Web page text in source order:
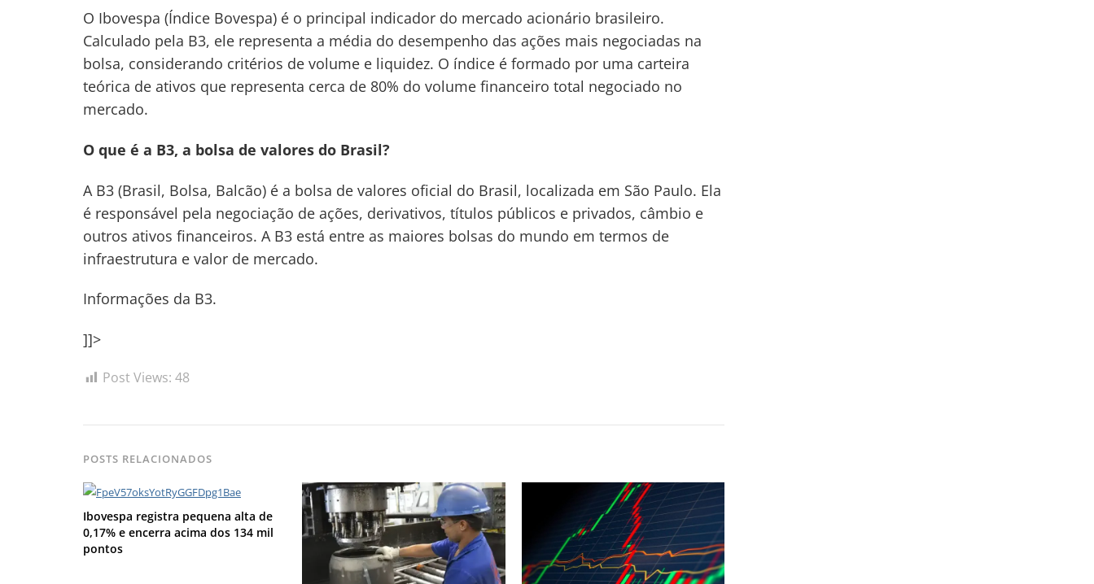
O Ibovespa (Índice Bovespa) é o principal indicador do mercado acionário brasileiro.
Calculado pela B3, ele representa a média do desempenho das ações mais negociadas na
bolsa, considerando critérios de volume e liquidez. O índice é formado por uma carteira
teórica de ativos que representa cerca de 80% do volume financeiro total negociado no
mercado.
O que é a B3, a bolsa de valores do Brasil?
A B3 (Brasil, Bolsa, Balcão) é a bolsa de valores oficial do Brasil, localizada em São Paulo. Ela
é responsável pela negociação de ações, derivativos, títulos públicos e privados, câmbio e
outros ativos financeiros. A B3 está entre as maiores bolsas do mundo em termos de
infraestrutura e valor de mercado.
Informações da B3.
]]>
Post Views: 48
POSTS RELACIONADOS
Ibovespa registra pequena alta de
0,17% e encerra acima dos 134 mil
pontos